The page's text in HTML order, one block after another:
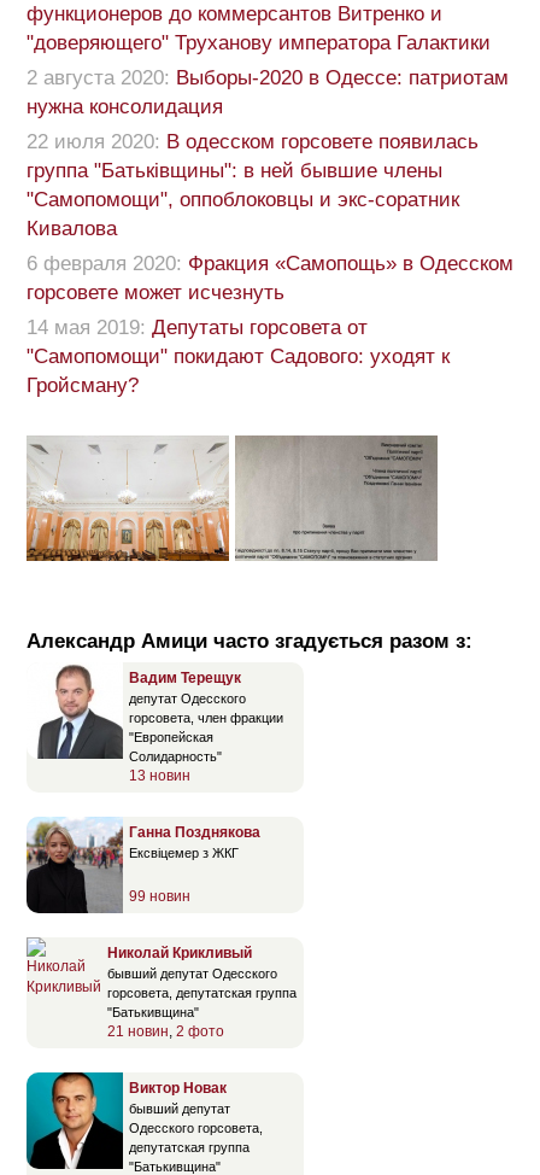
функционеров до коммерсантов Витренко и
"доверяющего" Труханову императора Галактики
2 августа 2020: Выборы-2020 в Одессе: патриотам
нужна консолидация
22 июля 2020: В одесском горсовете появилась
группа "Батьківщины": в ней бывшие члены
"Самопомощи", оппоблоковцы и экс-соратник
Кивалова
6 февраля 2020: Фракция «Самопощь» в Одесском
горсовете может исчезнуть
14 мая 2019: Депутаты горсовета от
"Самопомощи" покидают Садового: уходят к
Гройсману?
Александр Амици часто згадується разом з:
Вадим Терещук
депутат Одесского
горсовета, член фракции
"Европейская
Солидарность"
13 новин
Ганна Позднякова
Ексвіцемер з ЖКГ
99 новин
Николай Крикливый
бывший депутат Одесского
горсовета, депутатская группа
"Батькивщина"
21 новин 2 фото
Виктор Новак
бывший депутат
Одесского горсовета,
депутатская группа
"Батькивщина"